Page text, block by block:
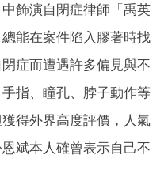
飾演自閉症律師「禹英
能在案件陷入膠著時找
症而遭遇許多偏見與不
指、瞳孔、脖子動作等
得外界高度評價，人氣
斌本人確曾表示自己不